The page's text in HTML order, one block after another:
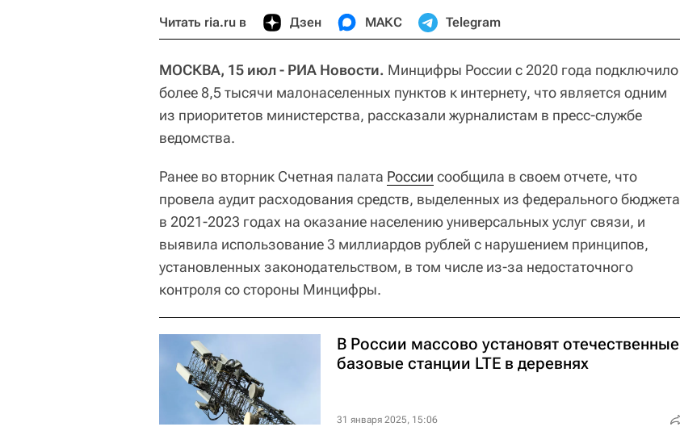
Читать ria.ru в Дзен МАКС Telegram
МОСКВА, 15 июл - РИА Новости. Минцифры России с 2020 года подключило
более 8,5 тысячи малонаселенных пунктов к интернету, что является одним
из приоритетов министерства, рассказали журналистам в пресс-службе
ведомства.
Ранее во вторник Счетная палата России сообщила в своем отчете, что
провела аудит расходования средств, выделенных из федерального бюджета
в 2021-2023 годах на оказание населению универсальных услуг связи, и
выявила использование 3 миллиардов рублей с нарушением принципов,
установленных законодательством, в том числе из-за недостаточного
контроля со стороны Минцифры.
В России массово установят отечественные
базовые станции LTE в деревнях
31 января 2025, 15:06